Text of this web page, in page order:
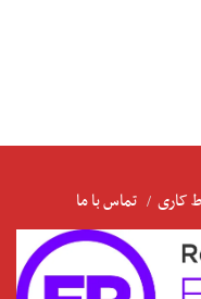
کاری تماس با ما